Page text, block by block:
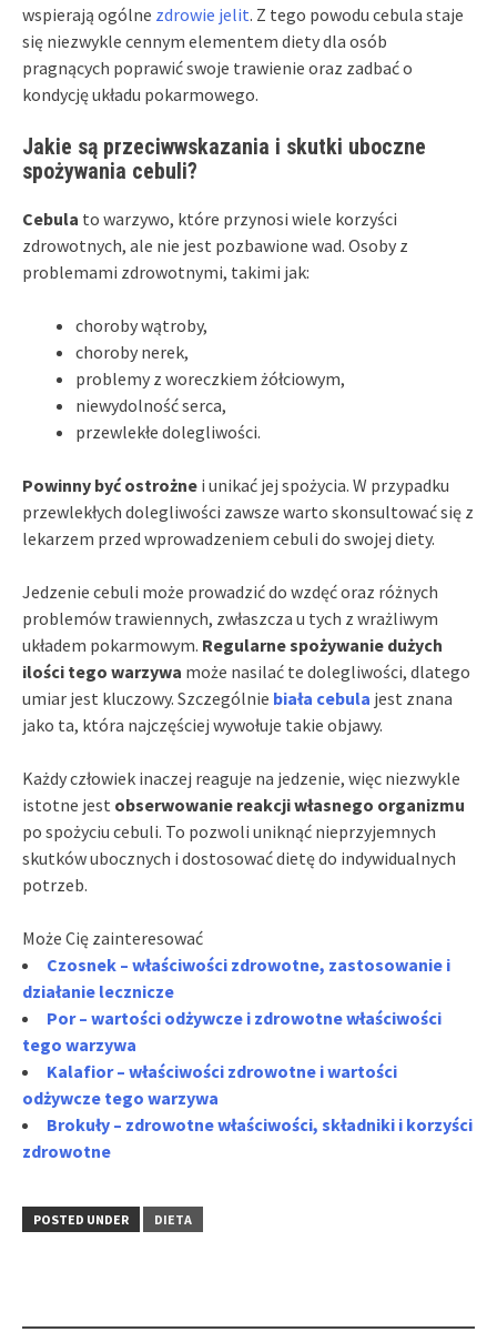
wspierają ogólne zdrowie jelit. Z tego powodu cebula staje
się niezwykle cennym elementem diety dla osób
pragnących poprawić swoje trawienie oraz zadbać o
kondycję układu pokarmowego.
Jakie są przeciwwskazania i skutki uboczne
spożywania cebuli?
Cebula to warzywo, które przynosi wiele korzyści
zdrowotnych, ale nie jest pozbawione wad. Osoby z
problemami zdrowotnymi, takimi jak:
choroby wątroby,
choroby nerek,
problemy z woreczkiem żółciowym,
niewydolność serca,
przewlekłe dolegliwości.
Powinny być ostrożne i unikać jej spożycia. W przypadku
przewlekłych dolegliwości zawsze warto skonsultować się z
lekarzem przed wprowadzeniem cebuli do swojej diety.
Jedzenie cebuli może prowadzić do wzdęć oraz różnych
problemów trawiennych, zwłaszcza u tych z wrażliwym
układem pokarmowym. Regularne spożywanie dużych
ilości tego warzywa może nasilać te dolegliwości, dlatego
umiar jest kluczowy. Szczególnie biała cebula jest znana
jako ta, która najczęściej wywołuje takie objawy.
Każdy człowiek inaczej reaguje na jedzenie, więc niezwykle
istotne jest obserwowanie reakcji własnego organizmu
po spożyciu cebuli. To pozwoli uniknąć nieprzyjemnych
skutków ubocznych i dostosować dietę do indywidualnych
potrzeb.
Może Cię zainteresować
Czosnek – właściwości zdrowotne, zastosowanie i
działanie lecznicze
Por – wartości odżywcze i zdrowotne właściwości
tego warzywa
Kalafior – właściwości zdrowotne i wartości
odżywcze tego warzywa
Brokuły – zdrowotne właściwości, składniki i korzyści
zdrowotne
POSTED UNDER DIETA